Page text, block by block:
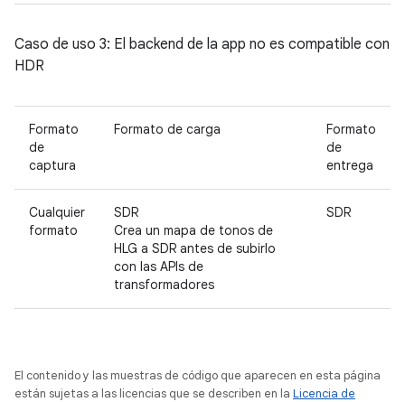
Caso de uso 3: El backend de la app no es compatible con
HDR
Formato
de
captura
Formato de carga
Formato
de
entrega
Cualquier
formato
SDR
Crea un mapa de tonos de
HLG a SDR antes de subirlo
con las APIs de
transformadores
SDR
El contenido y las muestras de código que aparecen en esta página
están sujetas a las licencias que se describen en la Licencia de